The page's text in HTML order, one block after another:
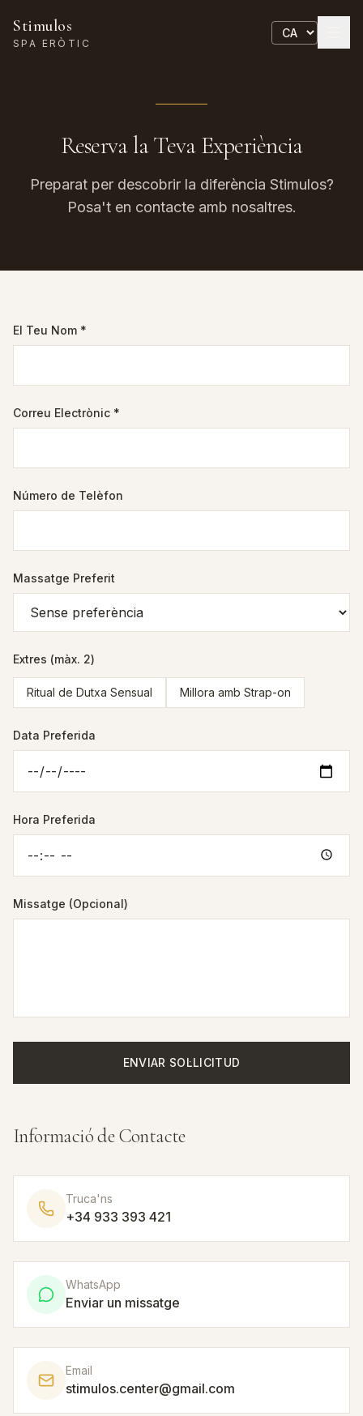
Stimulos
SPA ERÒTIC
Reserva la Teva Experiència
Preparat per descobrir la diferència Stimulos?
Posa't en contacte amb nosaltres.
El Teu Nom *
Correu Electrònic *
Número de Telèfon
Massatge Preferit
Extres (màx. 2)
Ritual de Dutxa Sensual Millora amb Strap-on
Data Preferida
Hora Preferida
Missatge (Opcional)
ENVIAR SOL·LICITUD
Informació de Contacte
Truca'ns
+34 933 393 421
WhatsApp
Enviar un missatge
Email
stimulos.center@gmail.com